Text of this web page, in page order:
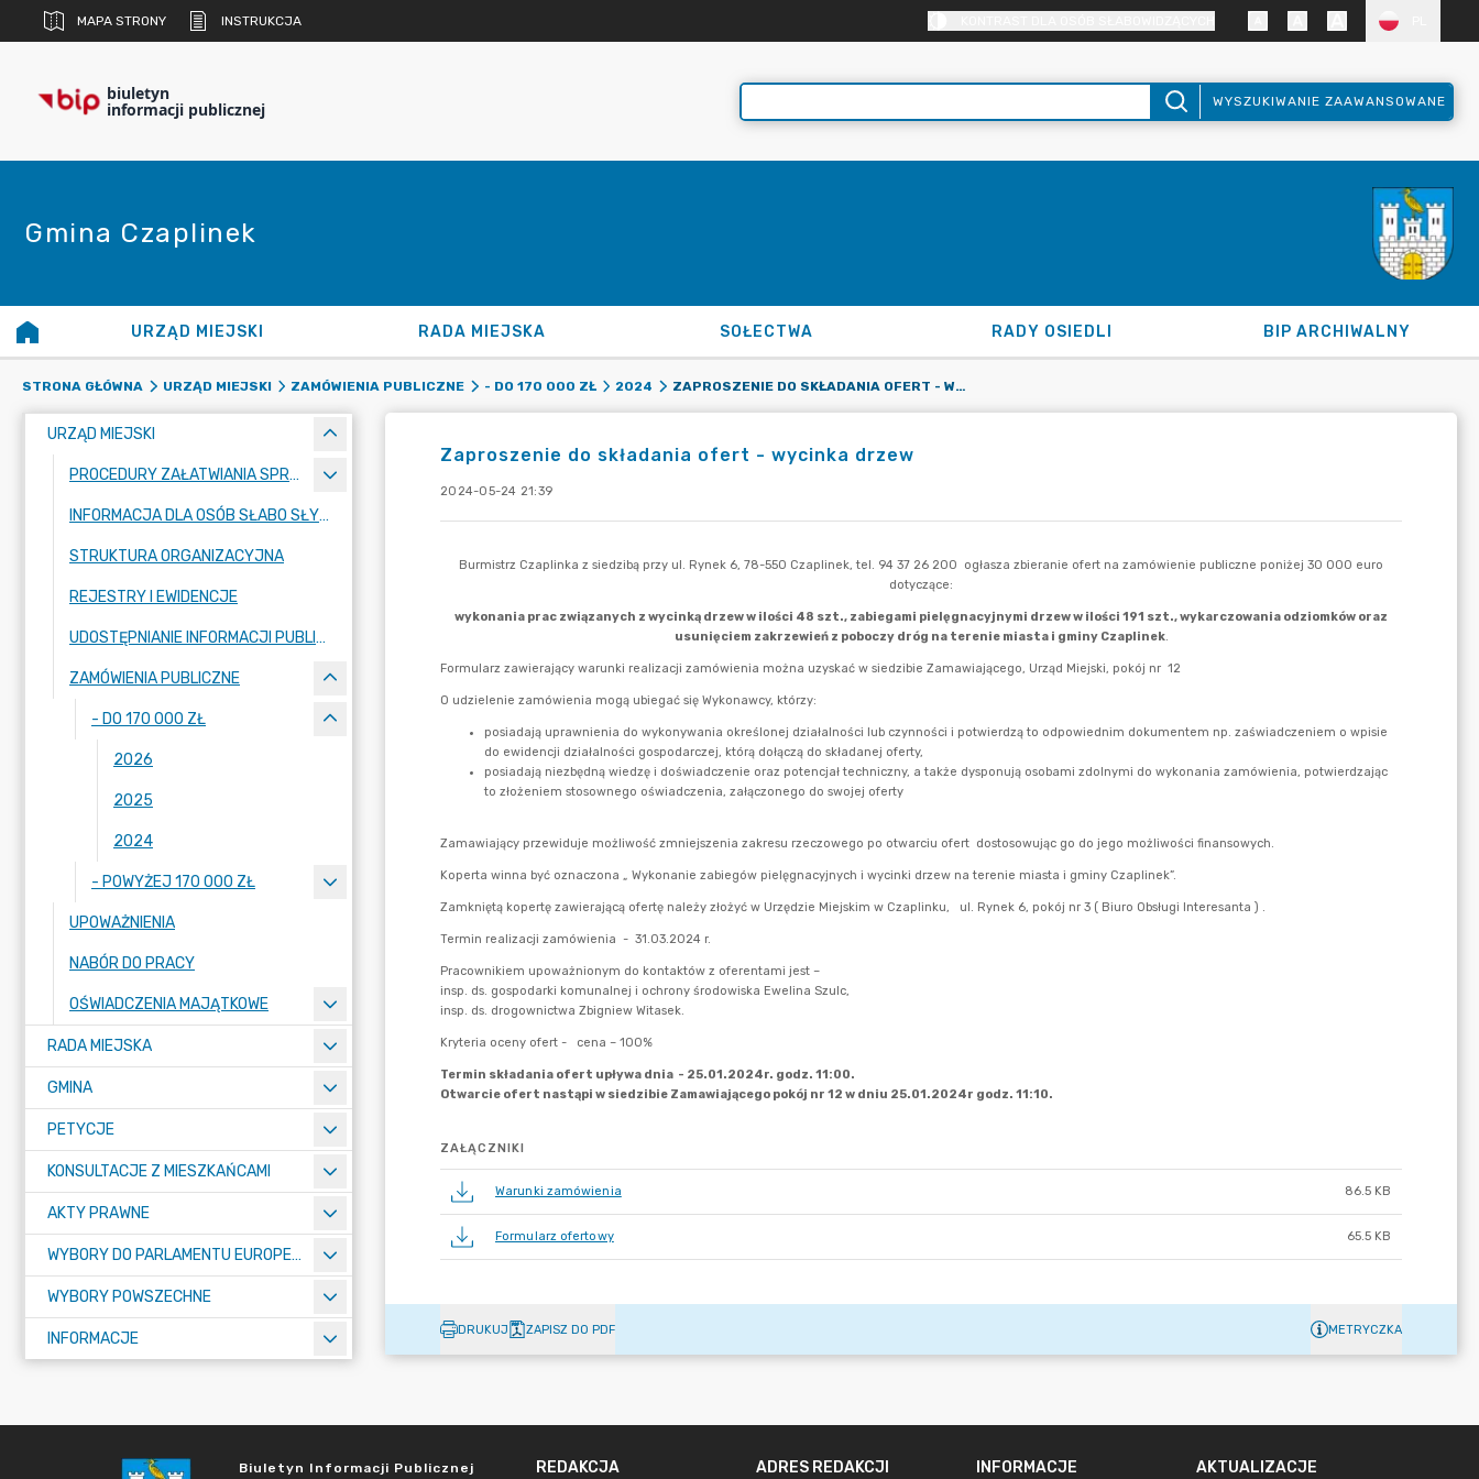
MAPA STRONY INSTRUKCJA
biuletyn
informacji publicznej WYSZUKIWANIE ZAAWANSOWANE
Gmina Czaplinek
URZĄD MIEJSKI RADA MIEJSKA SOŁECTWA RADY OSIEDLI BIP ARCHIWALNY
STRONA GŁÓWNA URZĄD MIEJSKI ZAMÓWIENIA PUBLICZNE - DO 170 000 ZŁ 2024 ZAPROSZENIE DO SKŁADANIA OFERT - WYCINKA DRZEW
URZĄD MIEJSKI
PROCEDURY ZAŁATWIANIA SPRAW
INFORMACJA DLA OSÓB SŁABO SŁYSZĄCYCH I NIESŁYSZĄCYCH
STRUKTURA ORGANIZACYJNA
REJESTRY I EWIDENCJE
UDOSTĘPNIANIE INFORMACJI PUBLICZNEJ
ZAMÓWIENIA PUBLICZNE
- DO 170 000 ZŁ
2026
2025
2024
- POWYŻEJ 170 000 ZŁ
UPOWAŻNIENIA
NABÓR DO PRACY
OŚWIADCZENIA MAJĄTKOWE
RADA MIEJSKA
GMINA
PETYCJE
KONSULTACJE Z MIESZKAŃCAMI
AKTY PRAWNE
WYBORY DO PARLAMENTU EUROPEJSKIEGO 2024
WYBORY POWSZECHNE
INFORMACJE
Zaproszenie do składania ofert - wycinka drzew
2024-05-24 21:39
ZAŁĄCZNIKI
Warunki zamówienia 86.5 KB
Formularz ofertowy 65.5 KB
DRUKUJ ZAPISZ DO PDF METRYCZKA
Biuletyn Informacji Publicznej REDAKCJA ADRES REDAKCJI INFORMACJE AKTUALIZACJE